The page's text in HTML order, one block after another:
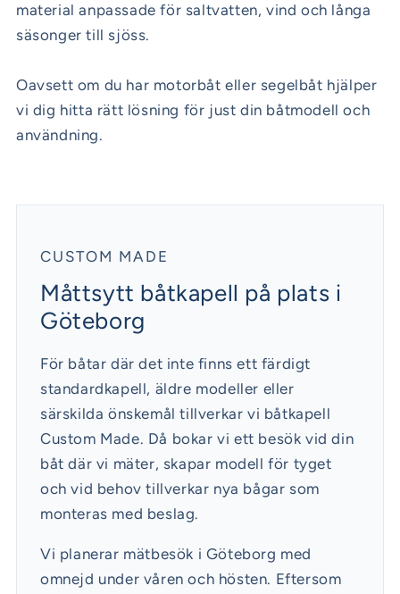
material anpassade för saltvatten, vind och långa
säsonger till sjöss.
Oavsett om du har motorbåt eller segelbåt hjälper
vi dig hitta rätt lösning för just din båtmodell och
användning.
CUSTOM MADE
Måttsytt båtkapell på plats i
Göteborg
För båtar där det inte finns ett färdigt
standardkapell, äldre modeller eller
särskilda önskemål tillverkar vi båtkapell
Custom Made. Då bokar vi ett besök vid din
båt där vi mäter, skapar modell för tyget
och vid behov tillverkar nya bågar som
monteras med beslag.
Vi planerar mätbesök i Göteborg med
omnejd under våren och hösten. Eftersom